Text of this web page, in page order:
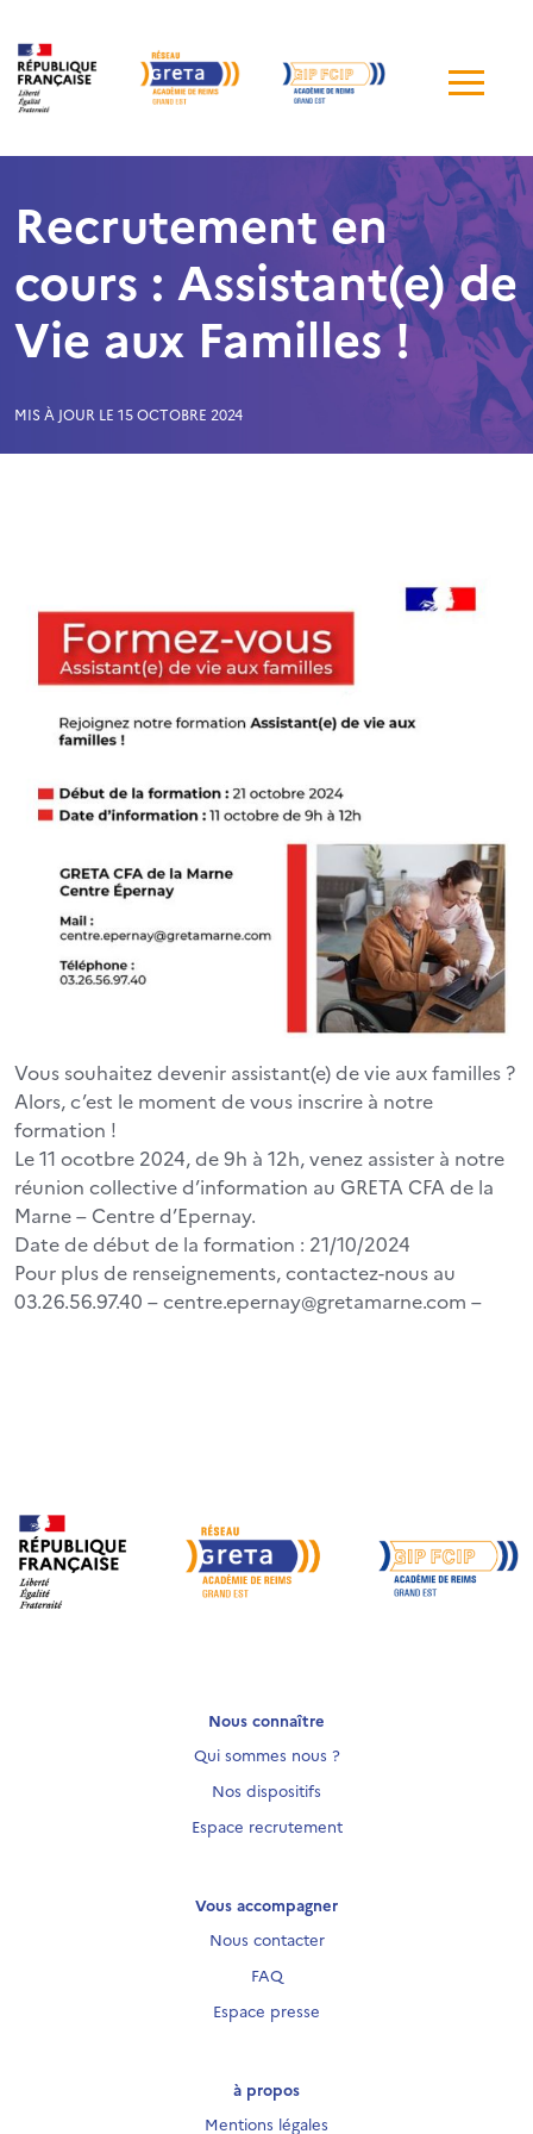
de
Recrutement en
cours : Assistant(e) de
Vie aux Familles !
MIS À JOUR LE 15 OCTOBRE 2024
Vous souhaitez devenir assistant(e) de vie aux familles ?
Alors, c’est le moment de vous inscrire à notre
formation !
Le 11 ocotbre 2024, de 9h à 12h, venez assister à notre
réunion collective d’information au GRETA CFA de la
Marne – Centre d’Epernay.
Date de début de la formation : 21/10/2024
Pour plus de renseignements, contactez-nous au
03.26.56.97.40 – centre.epernay@gretamarne.com –
Nous connaître
Qui sommes nous ?
Nos dispositifs
Espace recrutement
Vous accompagner
Nous contacter
FAQ
Espace presse
à propos
Mentions légales